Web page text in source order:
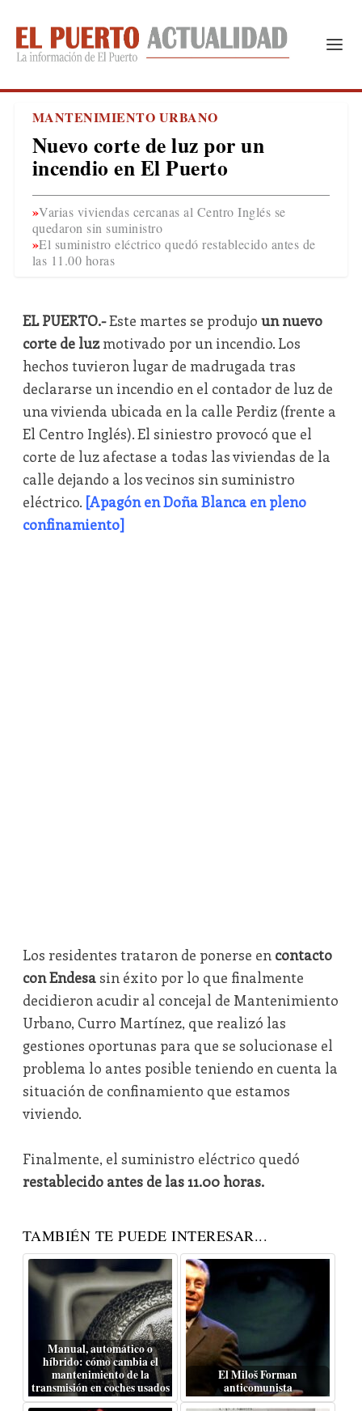
MANTENIMIENTO URBANO
Nuevo corte de luz por un
incendio en El Puerto
Varias viviendas cercanas al Centro Inglés se
quedaron sin suministro
El suministro eléctrico quedó restablecido antes de
las 11.00 horas
EL PUERTO.-Este martes se produjo un nuevo
corte de luzmotivado por un incendio. Los
hechos tuvieron lugar de madrugada tras
declararse un incendio en el contador de luz de
una vivienda ubicada en la calle Perdiz (frente a
El Centro Inglés). El siniestro provocó que el
corte de luz afectase a todas las viviendas de la
calle dejando a los vecinos sin suministro
eléctrico. [Apagón en Doña Blanca en pleno
confinamiento]
Los residentes trataron de ponerse en contacto
con Endesasin éxito por lo que finalmente
decidieron acudir al concejal de Mantenimiento
Urbano, Curro Martínez, que realizó las
gestiones oportunas para que se solucionase el
problema lo antes posible teniendo en cuenta la
situación de confinamiento que estamos
viviendo.
Finalmente, el suministro eléctrico quedó
restablecido antes de las 11.00 horas.
TAMBIÉN TE PUEDE INTERESAR...
Manual, automático o
híbrido: cómo cambia el
mantenimiento de la
transmisión en coches usados
El Miloš Forman
anticomunista